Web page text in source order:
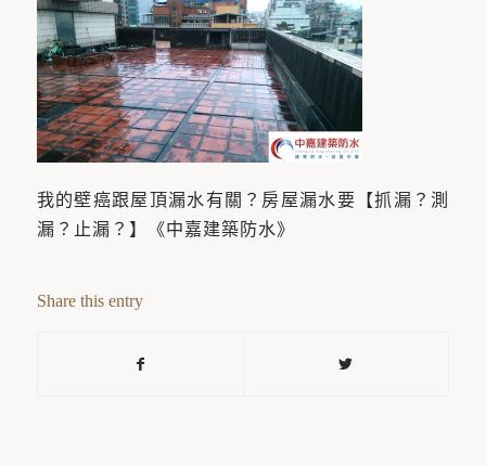
我的壁癌跟屋頂漏水有關？房屋漏水要【抓漏？測
漏？止漏？】《中嘉建築防水》
Share this entry